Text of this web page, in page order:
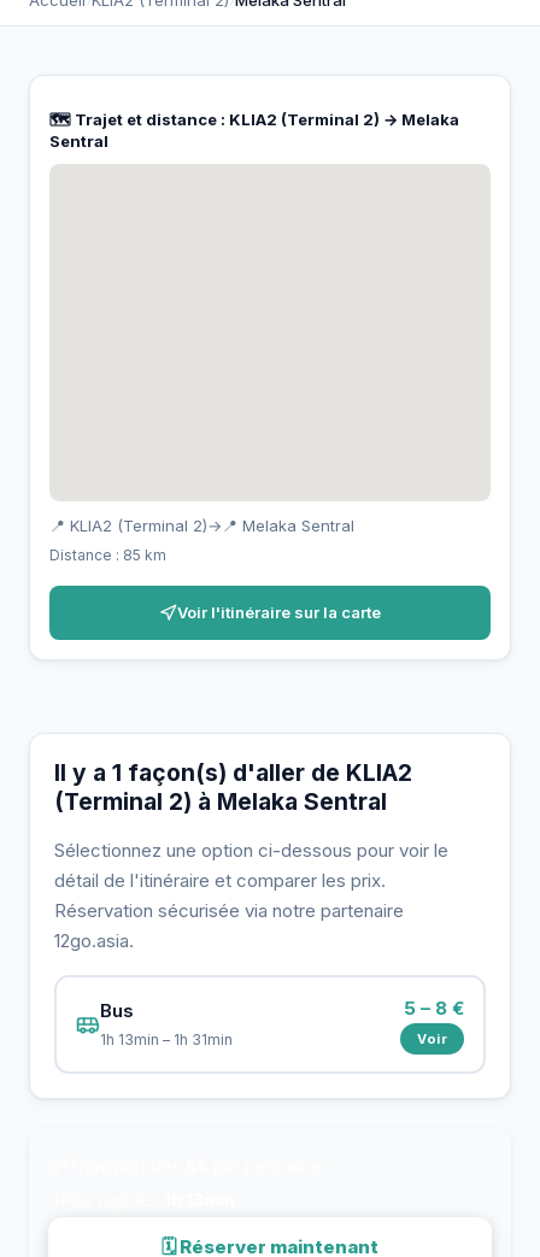
🗺️ Trajet et distance : KLIA2 (Terminal 2) → Melaka
Sentral
📍 KLIA2 (Terminal 2)→ 📍 Melaka Sentral
Distance : 85 km
Voir l'itinéraire sur la carte
Il y a 1 façon(s) d'aller de KLIA2
(Terminal 2) à Melaka Sentral
Sélectionnez une option ci-dessous pour voir le
détail de l'itinéraire et comparer les prix.
Réservation sécurisée via notre partenaire
12go.asia.
Bus
1h 13min – 1h 31min
5 – 8 €
Voir
🗓 Réserver maintenant